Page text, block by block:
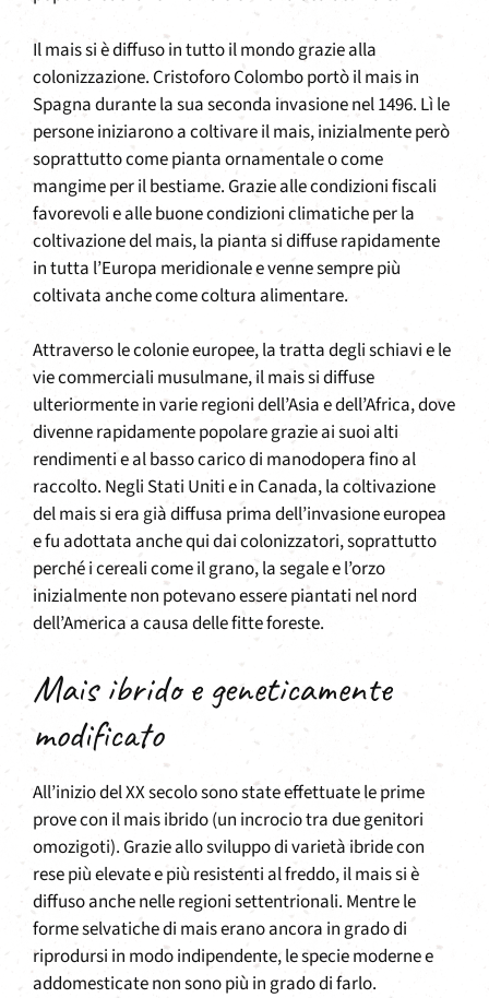
Il mais si è diffuso in tutto il mondo grazie alla
colonizzazione. Cristoforo Colombo portò il mais in
Spagna durante la sua seconda invasione nel 1496. Lì le
persone iniziarono a coltivare il mais, inizialmente però
soprattutto come pianta ornamentale o come
mangime per il bestiame. Grazie alle condizioni fiscali
favorevoli e alle buone condizioni climatiche per la
coltivazione del mais, la pianta si diffuse rapidamente
in tutta l’Europa meridionale e venne sempre più
coltivata anche come coltura alimentare.
Attraverso le colonie europee, la tratta degli schiavi e le
vie commerciali musulmane, il mais si diffuse
ulteriormente in varie regioni dell’Asia e dell’Africa, dove
divenne rapidamente popolare grazie ai suoi alti
rendimenti e al basso carico di manodopera fino al
raccolto. Negli Stati Uniti e in Canada, la coltivazione
del mais si era già diffusa prima dell’invasione europea
e fu adottata anche qui dai colonizzatori, soprattutto
perché i cereali come il grano, la segale e l’orzo
inizialmente non potevano essere piantati nel nord
dell’America a causa delle fitte foreste.
Mais ibrido e geneticamente
modificato
All’inizio del XX secolo sono state effettuate le prime
prove con il mais ibrido (un incrocio tra due genitori
omozigoti). Grazie allo sviluppo di varietà ibride con
rese più elevate e più resistenti al freddo, il mais si è
diffuso anche nelle regioni settentrionali. Mentre le
forme selvatiche di mais erano ancora in grado di
riprodursi in modo indipendente, le specie moderne e
addomesticate non sono più in grado di farlo.